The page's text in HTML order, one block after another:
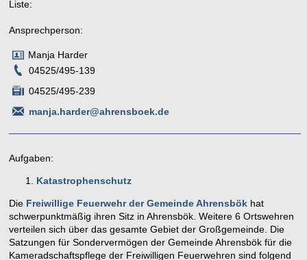
Liste:
Ansprechperson:
Manja Harder
04525/495-139
04525/495-239
manja.harder@ahrensboek.de
Aufgaben:
Katastrophenschutz
Die Freiwillige Feuerwehr der Gemeinde Ahrensbök hat
schwerpunktmäßig ihren Sitz in Ahrensbök. Weitere 6 Ortswehren
verteilen sich über das gesamte Gebiet der Großgemeinde. Die
Satzungen für Sondervermögen der Gemeinde Ahrensbök für die
Kameradschaftspflege der Freiwilligen Feuerwehren sind folgend